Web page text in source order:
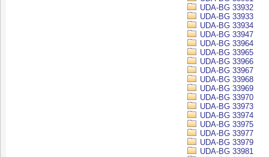
UDA-BG 33932
UDA-BG 33933
UDA-BG 33934
UDA-BG 33947
UDA-BG 33964
UDA-BG 33965
UDA-BG 33966
UDA-BG 33967
UDA-BG 33968
UDA-BG 33969
UDA-BG 33970
UDA-BG 33973
UDA-BG 33974
UDA-BG 33975
UDA-BG 33977
UDA-BG 33979
UDA-BG 33981